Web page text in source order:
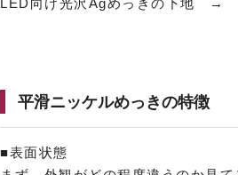
LED向け光沢Agめっきの下地 →
平滑ニッケルめっきの特徴
■表面状態